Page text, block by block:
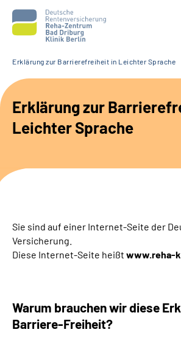
Unsere Klinik
Unsere Angebote
Leichte Sprache
Erklärung zur Barrierefreiheit in Leichter Sprache
Erklärung zur
Leichter Sprache
Sie sind auf einer Internet-Seite der
Versicherung.
Diese Internet-Seite heißt www.reha-
Warum brauchen wir diese
Barriere-Freiheit?